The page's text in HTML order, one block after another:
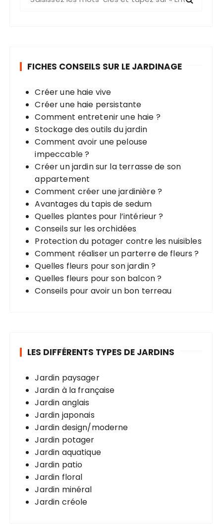
FICHES CONSEILS SUR LE JARDINAGE
Créer une haie vive
Créer une haie persistante
Comment entretenir une haie ?
Stockage des outils du jardin
Comment avoir une pelouse
impeccable ?
Créer un jardin sur la terrasse de son
appartement
Comment créer une jardinière ?
Avantages du tapis de sedum
Quelles plantes pour l’intérieur ?
Conseils sur les orchidées
Protection du potager contre les nuisibles
Comment réaliser un parterre de fleurs ?
Quelles fleurs pour son jardin ?
Quelles fleurs pour son balcon ?
Conseils pour avoir un bon terreau
LES DIFFÉRENTS TYPES DE JARDINS
Jardin paysager
Jardin à la française
Jardin anglais
Jardin japonais
Jardin design/moderne
Jardin potager
Jardin aquatique
Jardin patio
Jardin floral
Jardin minéral
Jardin créole